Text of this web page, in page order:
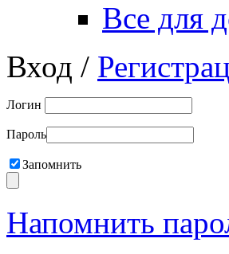
Все для
Вход /
Логин
Пароль
Запомнить
Напомнить